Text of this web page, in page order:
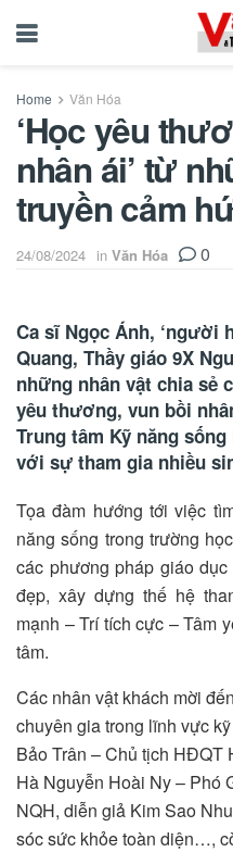
Home Văn Hóa
‘Học yêu
nhân ái’ từ
truyền cảm
24/08/2024 in Văn Hóa 0
Ca sĩ Ngọc Ánh, ‘người
Quang, Thầy giáo 9X
những nhân vật chia sẻ
yêu thương, vun bồi
Trung tâm Kỹ năng
với sự tham gia nhiều
Tọa đàm hướng tới việc
năng sống trong trường
các phương pháp giáo
đẹp, xây dựng thế hệ
mạnh – Trí tích cực – Tâm
tâm.
Các nhân vật khách mời
chuyên gia trong lĩnh vực
Bảo Trân – Chủ tịch HĐQT
Hà Nguyễn Hoài Ny – Phó
NQH, diễn giả Kim Sao
sóc sức khỏe toàn diện…,